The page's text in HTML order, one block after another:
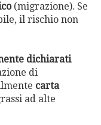
(migrazione). Se
il rischio non
dichiarati
di
carta
ad alte